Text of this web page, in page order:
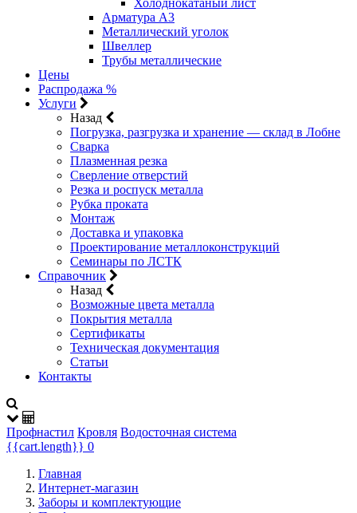
Холоднокатаный лист
Арматура А3
Металлический уголок
Швеллер
Трубы металлические
Цены
Распродажа %
Услуги
Назад
Погрузка, разгрузка и хранение — склад в Лобне
Сварка
Плазменная резка
Сверление отверстий
Резка и роспуск металла
Рубка проката
Монтаж
Доставка и упаковка
Проектирование металлоконструкций
Семинары по ЛСТК
Справочник
Назад
Возможные цвета металла
Покрытия металла
Сертификаты
Техническая документация
Статьи
Контакты
Профнастил Кровля Водосточная система
{{cart.length}} 0
Главная
Интернет-магазин
Заборы и комплектующие